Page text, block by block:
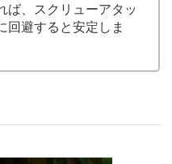
ば、スクリューアタッ
回避すると安定しま